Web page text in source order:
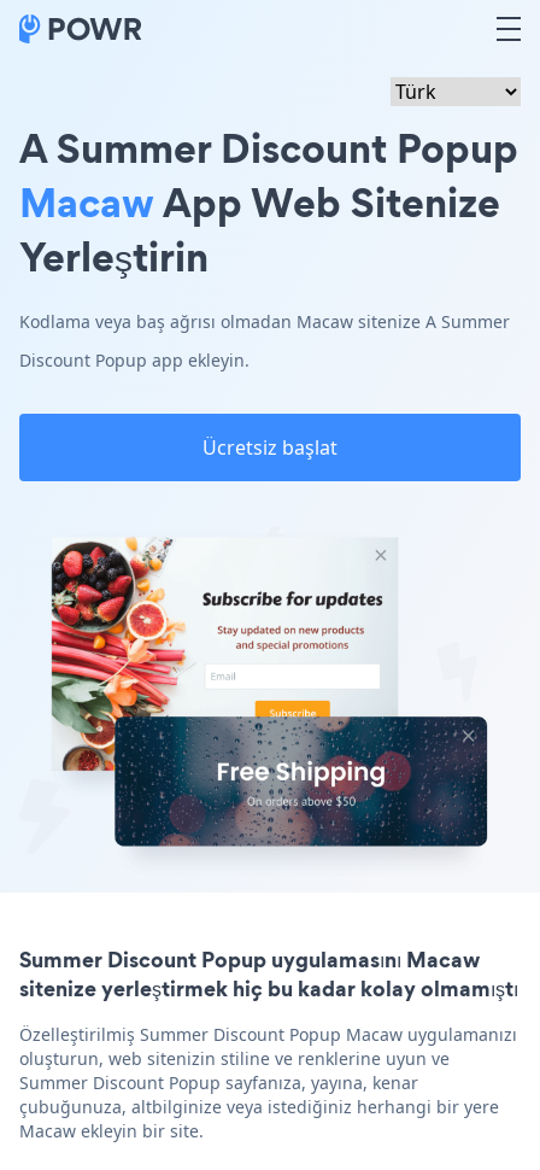
A Summer Discount Popup
MacawApp Web Sitenize
Yerleştirin
Kodlama veya baş ağrısı olmadan Macaw sitenize A Summer
Discount Popup app ekleyin.
Ücretsiz başlat
Summer Discount Popup uygulamasını Macaw
sitenize yerleştirmek hiç bu kadar kolay olmamıştı
Özelleştirilmiş Summer Discount Popup Macaw uygulamanızı
oluşturun, web sitenizin stiline ve renklerine uyun ve
Summer Discount Popup sayfanıza, yayına, kenar
çubuğunuza, altbilginize veya istediğiniz herhangi bir yere
Macaw ekleyin bir site.